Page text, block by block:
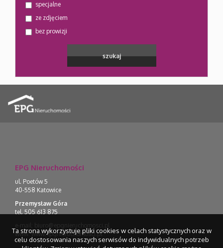
specjalne
ze zdjęciem
bez prowizji
EPG Nieruchomości
ul. Poetów 5
40-558 Katowice
Przemysław Góra
tel. 505 613 875
www:www.epgnieruchomosci.pl
Ta strona wykorzystuje pliki cookies w celach statystycznych oraz w
celu dostosowania naszych serwisów do indywidualnych potrzeb